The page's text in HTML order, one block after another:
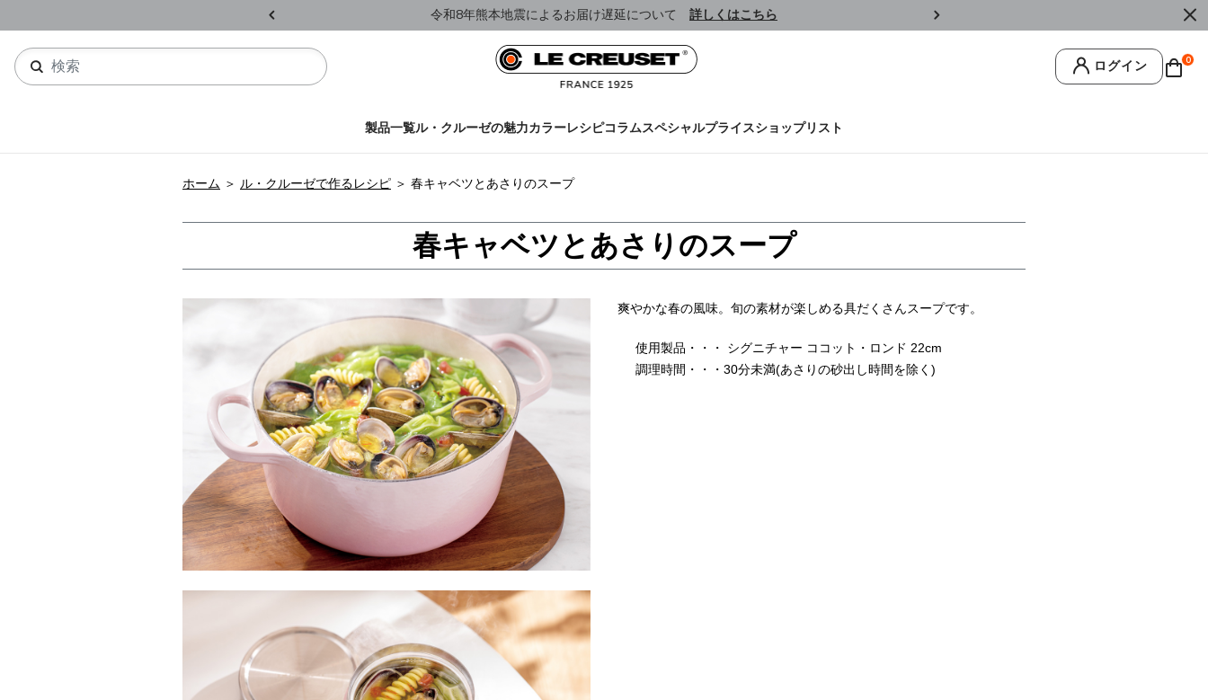
令和8年熊本地震によるお届け遅延について 詳しくはこちら ￥
ログイン 0
製品一覧ル・クルーゼの魅力カラーレシピコラムスペシャルプライスショップリスト
ホーム ＞ ル・クルーゼで作るレシピ ＞ 春キャベツとあさりのスープ
春キャベツとあさりのスープ
爽やかな春の風味。旬の素材が楽しめる具だくさんスープです。
使用製品・・・ シグニチャー ココット・ロンド 22cm
調理時間・・・30分未満(あさりの砂出し時間を除く)